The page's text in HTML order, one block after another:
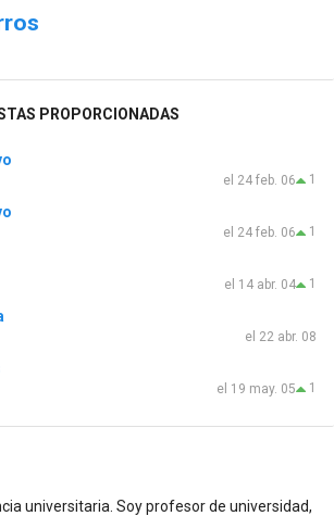
PROPORCIONADAS
1
el 24 feb. 06
1
el 24 feb. 06
1
el 14 abr. 04
el 22 abr. 08
1
el 19 may. 05
universitaria. Soy profesor de universidad,